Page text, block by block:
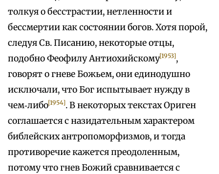
толкуя о бесстрастии, нетленности и
бессмертии как состоянии богов. Хотя порой,
следуя Св. Писанию, некоторые отцы,
подобно Феофилу Антиохийскому[1953],
говорят о гневе Божьем, они единодушно
исключали, что Бог испытывает нужду в
чем‑либо[1954]. В некоторых текстах Ориген
соглашается с назидательным характером
библейских антропоморфизмов, и тогда
противоречие кажется преодоленным,
потому что гнев Божий сравнивается с